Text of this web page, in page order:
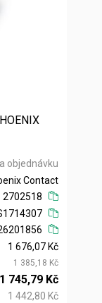
objednávku
Contact
2702518
1 676,07 Kč
1 385,18 Kč
1 745,79 Kč
1 442,80 Kč